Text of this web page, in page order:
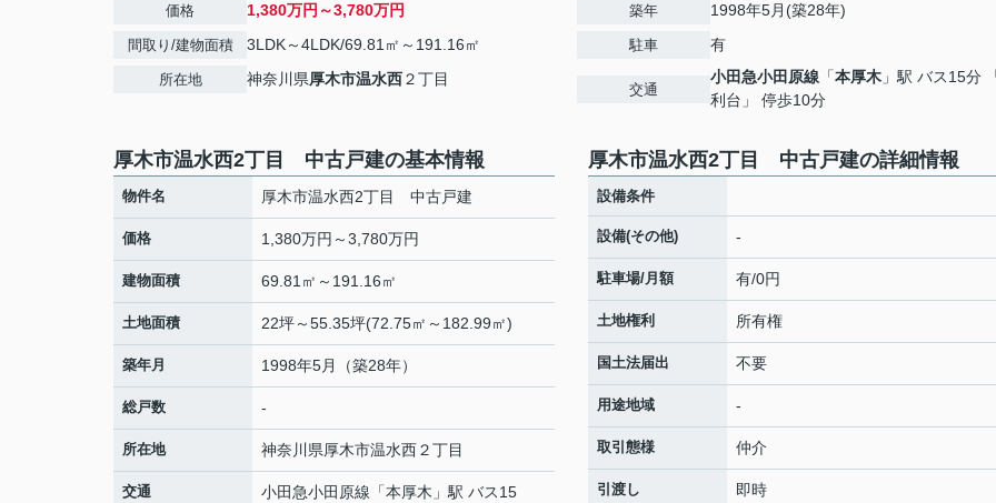
価格 1,380万円～3,780万円
間取り/建物面積 3LDK～4LDK/69.81㎡～191.16㎡
所在地 神奈川県厚木市温水西２丁目
築年 1998年5月(築28年)
駐車 有
交通
小田急小田原線 「本厚木 」駅 バス15分
利台」 停歩10分
厚木市温水西2丁目 中古戸建の基本情報
物件名 厚木市温水西2丁目 中古戸建
価格 1,380万円～3,780万円
建物面積 69.81㎡～191.16㎡
土地面積 22坪～55.35坪(72.75㎡～182.99㎡)
築年月 1998年5月（築28年）
総戸数 -
所在地 神奈川県厚木市温水西２丁目
交通 小田急小田原線 「本厚木 」駅 バス15
厚木市温水西2丁目 中古戸建の詳細情報
設備条件
設備(その他) -
駐車場/月額 有/0円
土地権利 所有権
国土法届出 不要
用途地域 -
取引態様 仲介
引渡し 即時